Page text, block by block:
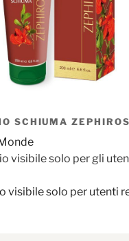
SCHIUMA ZEPHIROS
visibile solo per gli
visibile solo per utenti